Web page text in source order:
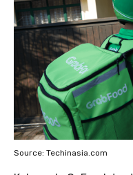
Source: Techinasia.com